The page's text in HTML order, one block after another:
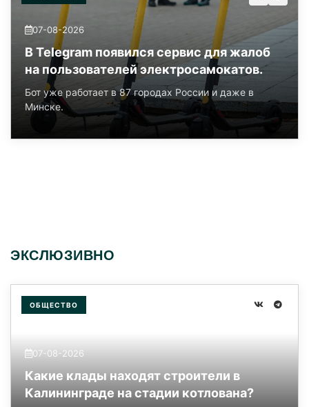
07-08-2026
В Telegram появился сервис для жалоб
на пользователей электросамокатов.
Бот уже работает в 87 городах России и даже в
Минске.
ЭКСЛЮЗИВНО
ОБЩЕСТВО
07-08-2026
Какие клады находят строители в
Калининграде на стадии котлована?